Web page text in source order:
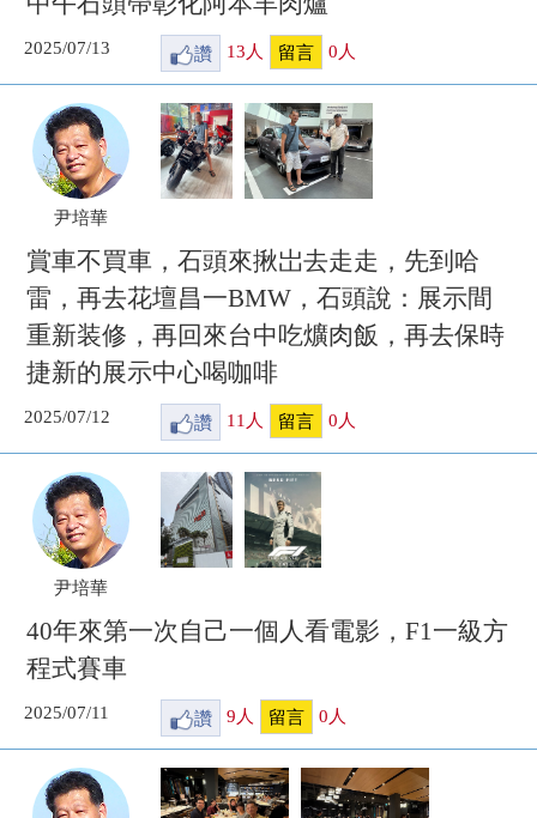
2025/07/13 讚 13 人 留言 0 人
尹培華
賞車不買車，石頭來揪岀去走走，先到哈
雷，再去花壇昌一BMW，石頭說：展示間
重新装修，再回來台中吃爌肉飯，再去保時
捷新的展示中心喝咖啡
2025/07/12 讚 11人 留言 0人
尹培華
40年來第一次自己一個人看電影，F1一級方
程式賽車
2025/07/11 讚 9 人 留言 0 人